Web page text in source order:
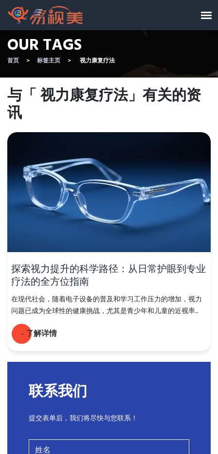
OUR TAGS
首页 标签主页 视力康复疗法
与「 视力康复疗法」有关的资
讯
探索视力提升的科学路径：从日常护眼到专业
疗法的全方位指南
在现代社会，随着电子设备的普及和学习工作压力的增加，视力
问题已成为全球性的健康挑战，尤其是青少年和儿童的近视率...
- 了解详情
PREV
联系我们
提交表单后，我们将尽快与您联系！